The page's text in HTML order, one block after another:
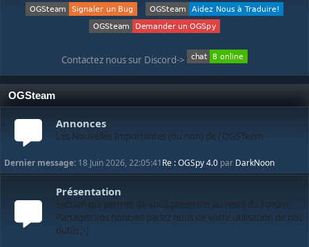
Contactez nous sur Discord->
OGSteam
Annonces
Les Nouvelles Importantes (ou non) de l'OGSTeam
Dernier message: 18 Juin 2026, 22:05:41Re : OGSpy 4.0 par DarkNoon
Présentation
Section qui permet de vous présenter au reste du Forum.
Partagez vos hobbies parlez nous de votre utilisation de nos
outils ;-)